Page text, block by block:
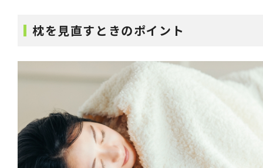
枕を見直すときのポイント